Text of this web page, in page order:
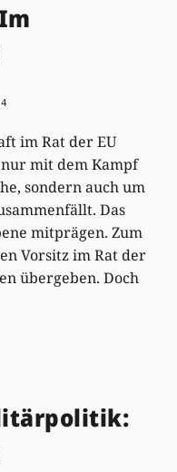
im Rat der EU
mit dem Kampf
sondern auch um
Das
mitprägen. Zum
Vorsitz im Rat der
übergeben. Doch